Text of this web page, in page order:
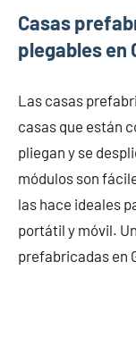
Casas
plegables en
Las casas
casas que están
pliegan y se
módulos son
las hace ideales
portátil y móvil.
prefabricadas en